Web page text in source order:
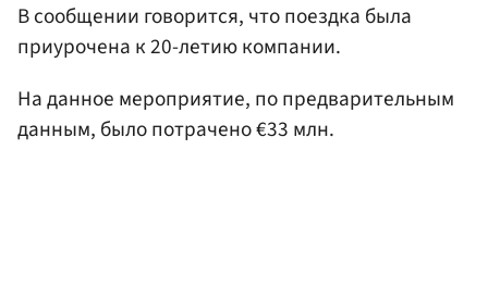
В сообщении говорится, что поездка была
приурочена к 20-летию компании.
На данное мероприятие, по предварительным
данным, было потрачено €33 млн.